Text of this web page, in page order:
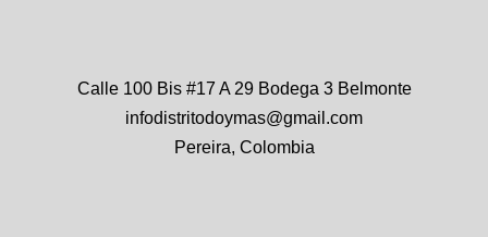
Calle 100 Bis #17 A 29 Bodega 3 Belmonte
infodistritodoymas@gmail.com
Pereira, Colombia